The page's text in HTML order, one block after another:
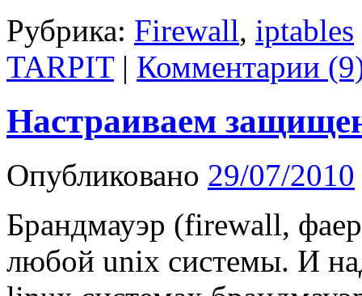
Рубрика: Firewall, iptables
TARPIT | Комментарии
Настраиваем
Опубликовано 29/07/2010
Брандмауэр (firewall,
любой unix системы. И